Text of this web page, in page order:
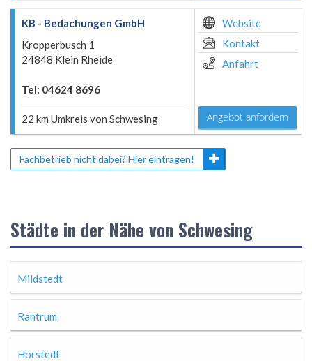
KB - Bedachungen GmbH
Kropperbusch 1
24848 Klein Rheide
Tel: 04624 8696
22 km Umkreis von Schwesing
Website
Kontakt
Anfahrt
Angebot anfordern
Fachbetrieb nicht dabei? Hier eintragen!
Städte in der Nähe von Schwesing
Mildstedt
Rantrum
Horstedt